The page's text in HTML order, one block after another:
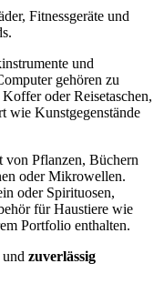
Fitnessgeräte und
und
gehören zu
oder Reisetaschen,
wie Kunstgegenstände
von Pflanzen, Büchern
oder Mikrowellen.
oder Spirituosen,
für Haustiere wie
Portfolio enthalten.
zuverlässig